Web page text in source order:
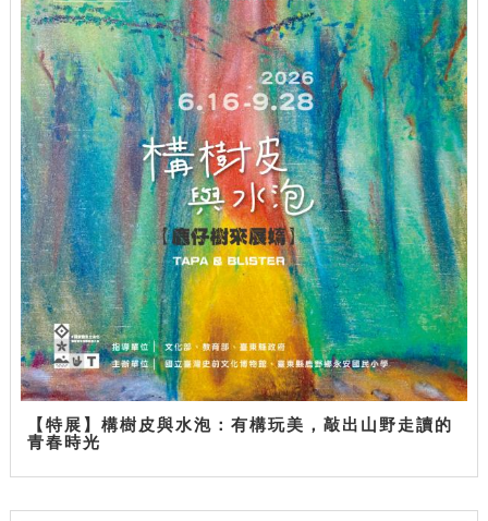
【特展】構樹皮與水泡：有構玩美，敲出山野走讀的
青春時光